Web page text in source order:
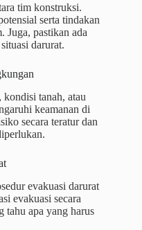
tim konstruksi.
serta tindakan
Juga, pastikan ada
darurat.
tanah, atau
keamanan di
secara teratur dan
evakuasi darurat
evakuasi secara
tahu apa yang harus